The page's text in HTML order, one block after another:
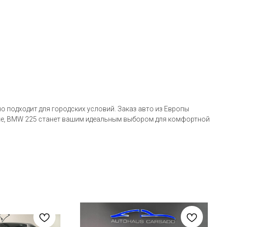
для городских условий. Заказ авто из Европы
BMW 225 станет вашим идеальным выбором для комфортной